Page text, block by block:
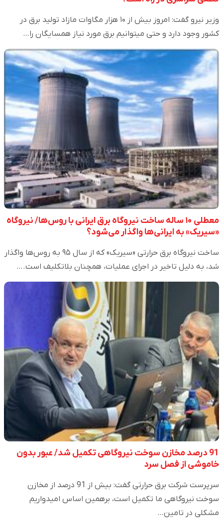
وزیر نیرو گفت: امروز بیش از ۱۰ هزار مگاوات مازاد تولید برق در
کشور وجود دارد و حتی میتوانیم برق مورد نیاز همسایگان را…
معطلی ۱۰ ساله ساخت نیروگاه برق ایرانی با روس‌ها/ نیروگاه
«سیریک» به ایرانی‌ها واگذار می‌شود؟
ساخت نیروگاه برق حرارتی «سیریک» که از سال ۹۵ به روس‌ها واگذار
شد، به دلیل تاخیر در اجرای عملیات، همچنان بلاتکلیف است.…
91 درصد مخازن سوخت نیروگاهی تکمیل شد/ عبور بدون
خاموشی از فصل سرد
سرپرست شرکت برق حرارتی گفت: بیش از 91 درصد از مخازن
سوخت نیروگاهی ما تکمیل است، برهمین اساس امیدواریم
مشکلی در تامین…